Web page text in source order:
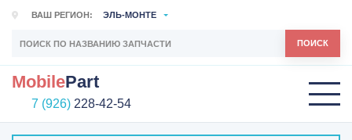
ВАШ РЕГИОН: ЭЛЬ-МОНТЕ
ПОИСК
MobilePart
7 (926) 228-42-54